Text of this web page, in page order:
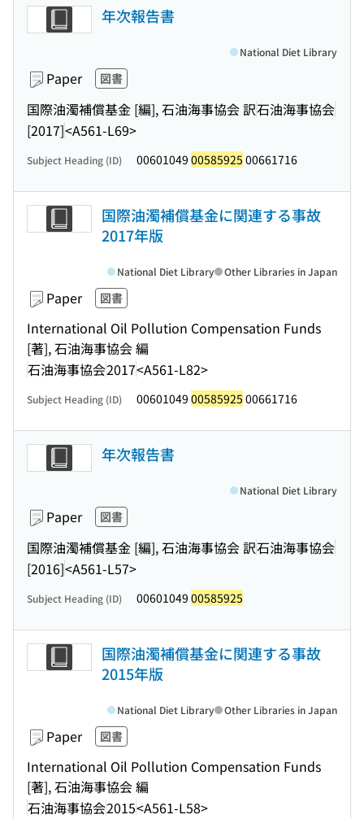
年次報告書
Paper 図書
国際油濁補償基金 [編], 石油海事協会 訳石油海事協会
[2017]<A561-L69>
National Diet Library
Subject Heading (ID) 00601049 00585925 00661716
国際油濁補償基金に関連する事故
2017年版
Paper 図書
International Oil Pollution Compensation Funds
[著], 石油海事協会 編
石油海事協会2017<A561-L82>
National Diet Library Other Libraries in Japan
Subject Heading (ID) 00601049 00585925 00661716
年次報告書
Paper 図書
国際油濁補償基金 [編], 石油海事協会 訳石油海事協会
[2016]<A561-L57>
National Diet Library
Subject Heading (ID) 00601049 00585925
国際油濁補償基金に関連する事故
2015年版
Paper 図書
International Oil Pollution Compensation Funds
[著], 石油海事協会 編
石油海事協会2015<A561-L58>
National Diet Library Other Libraries in Japan